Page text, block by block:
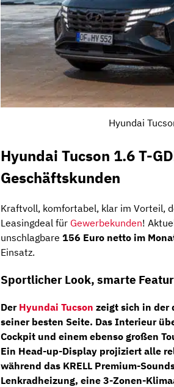
Hyundai
Hyundai Tucson 1.6 T-
Geschäftskunden
Kraftvoll, komfortabel, klar im Vorteil,
Leasingdeal für Gewerbekunden!
unschlagbare 156 Euro netto im
Einsatz.
Sportlicher Look, smarte
Der Hyundai Tucson zeigt sich in der
seiner besten Seite. Das Interieur
Cockpit und einem ebenso großen
Ein Head-up-Display projiziert alle
während das KRELL Premium-
Lenkradheizung, eine 3-Zonen-